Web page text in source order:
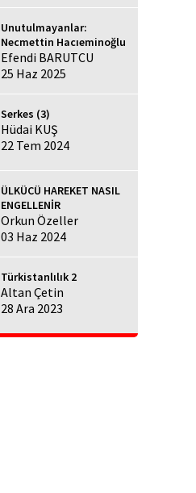
Unutulmayanlar:
Necmettin Hacıeminoğlu
Efendi BARUTCU
25 Haz 2025
Serkes (3)
Hüdai KUŞ
22 Tem 2024
ÜLKÜCÜ HAREKET NASIL
ENGELLENİR
Orkun Özeller
03 Haz 2024
Türkistanlılık 2
Altan Çetin
28 Ara 2023